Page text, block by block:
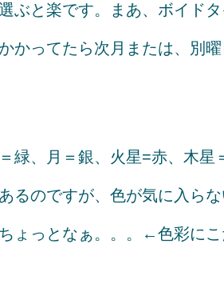
ぶと楽です。まあ、ボイド
かってたら次月または、別
緑、月＝銀、火星=赤、木星
るのですが、色が気に入ら
ょっとなぁ。。。←色彩に